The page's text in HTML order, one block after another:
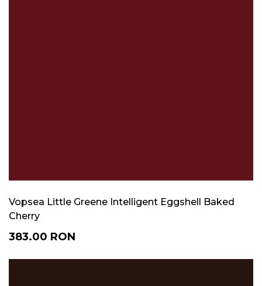
Vopsea Little Greene Intelligent Eggshell Baked
Cherry
383.00 RON